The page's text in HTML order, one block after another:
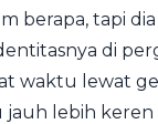
berapa, tapi
di
waktu lewat
jauh lebih keren